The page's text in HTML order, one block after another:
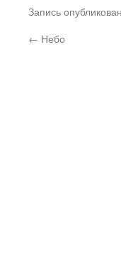
Запись
← Небо